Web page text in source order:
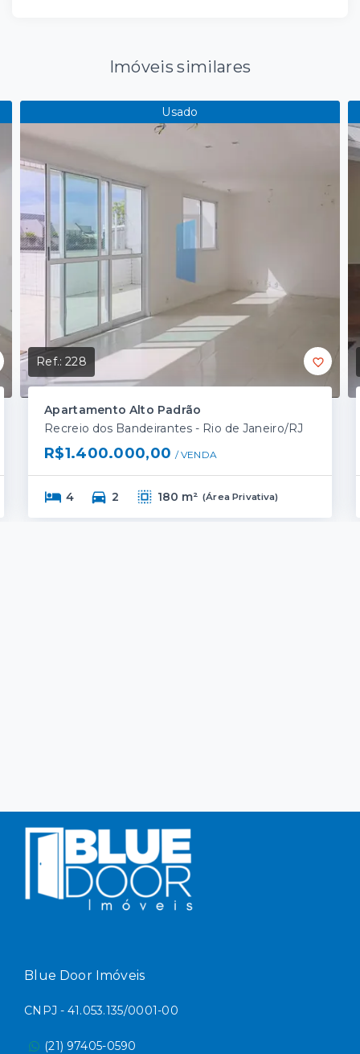
Imóveis similares
Usado
Ref.:228
Apartamento Alto Padrão
Recreio dos Bandeirantes - Rio de Janeiro/RJ
R$1.400.000,00 / VENDA
4 2 180 m² (Área Privativa)
Blue Door Imóveis
CNPJ - 41.053.135/0001-00
(21) 97405-0590